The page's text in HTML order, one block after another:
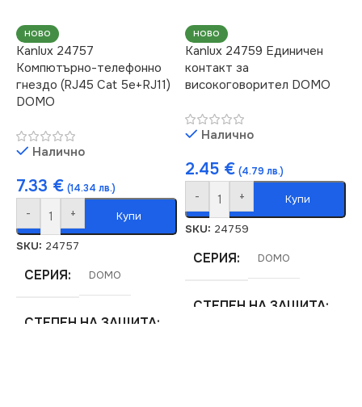
ЦВЯТ
МАРКА KANLUX
НОВО
Kanlux 24757
Компютърно-телефонно
гнездо (RJ45 Cat 5e+RJ11)
DOMO
Налично
7.33 € (14.34 лв.)
- + Купи
SKU: 24757
СЕРИЯ DOMO
СТЕПЕН НА ЗАЩИТА
НОВО
Kanlux 24759 Единичен
контакт за
високоговорител DOMO
Налично
2.45 € (4.79 лв.)
- + Купи
SKU: 24759
СЕРИЯ DOMO
СТЕПЕН НА ЗАЩИТА